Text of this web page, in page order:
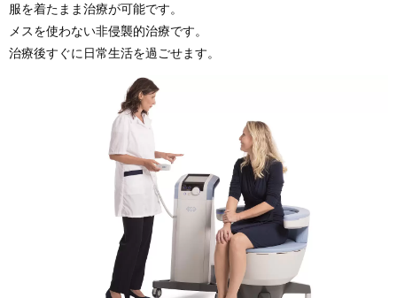
服を着たまま治療が可能です。
メスを使わない非侵襲的治療です。
治療後すぐに日常生活を過ごせます。